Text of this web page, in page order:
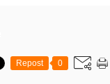
Repost 0